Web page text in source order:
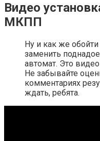
Видео
МКПП
Ну и как же обойти
заменить
автомат. Это
Не забывайте
комментариях
ждать, ребята.